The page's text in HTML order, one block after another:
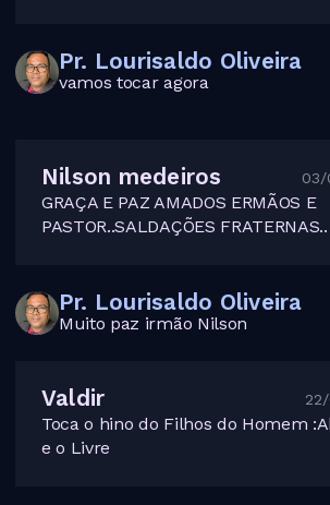
Pr. Lourisaldo Oliveira
vamos tocar agora
Nilson medeiros 03/
GRAÇA E PAZ AMADOS ERMÃOS E
PASTOR..SALDAÇÕES FRATERNAS..
Pr. Lourisaldo Oliveira
Muito paz irmão Nilson
Valdir
Toca o hino do Filhos do Homem
e o Livre